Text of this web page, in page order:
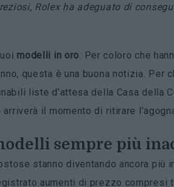
Rolex ha adeguato di
modelli in oro. Per coloro che
questa è una buona notizia. Per
liste d’attesa della Casa della
il momento di ritirare
sempre più
stanno diventando ancora più
aumenti di prezzo compresi